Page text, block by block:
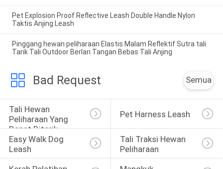
Pet Explosion Proof Reflective Leash Double Handle Nylon
Taktis Anjing Leash
Pinggang hewan peliharaan Elastis Malam Reflektif Sutra tali
Tarik Tali Outdoor Berlari Tangan Bebas Tali Anjing
Bad Request Semua
Tali Hewan
Peliharaan Yang
Dapat Ditarik
Pet Harness Leash
Easy Walk Dog
Leash
Tali Traksi Hewan
Peliharaan